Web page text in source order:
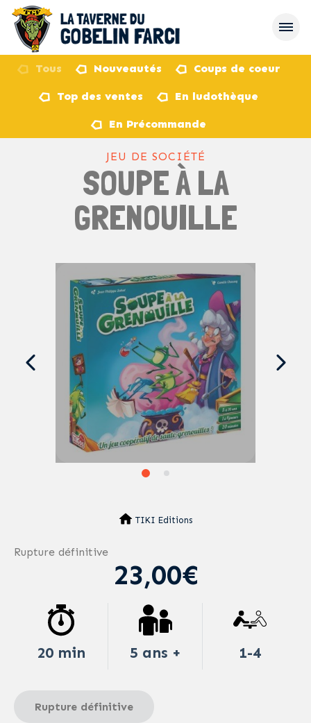
Tous Nouveautés Coups de coeur
Top des ventes En ludothèque
En Précommande
JEU DE SOCIÉTÉ
SOUPE À LA
GRENOUILLE
TIKI Editions
Rupture définitive
23,00€
20 min 5 ans + 1-4
Rupture définitive